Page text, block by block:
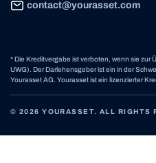
contact@yourasset.com
* Die Kreditvergabe ist verboten, wenn sie zur
UWG). Der Darlehensgeber ist ein in der
Yourasset AG. Yourasset ist ein lizenzierter
© 2026 YOURASSET. ALL RIGHTS